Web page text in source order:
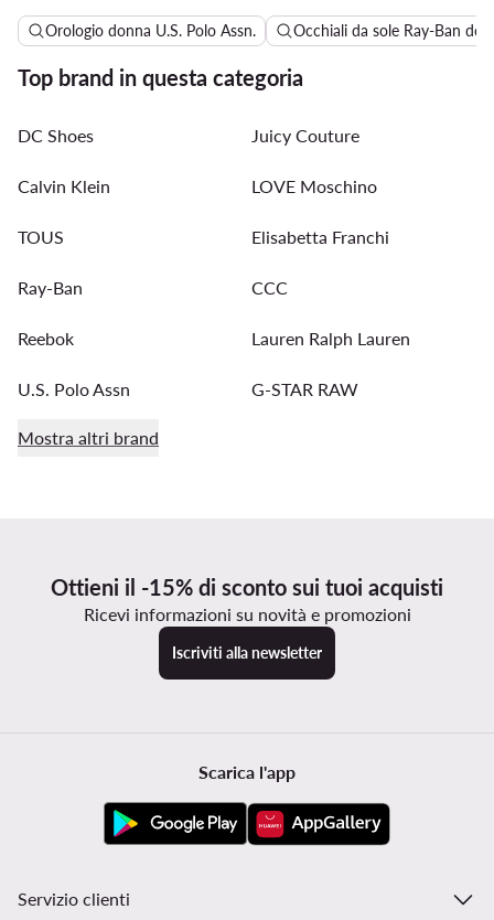
Orologio donna U.S. Polo Assn. Occhiali da sole Ray-Ban
Top brand in questa categoria
DC Shoes Juicy Couture
Calvin Klein LOVE Moschino
TOUS Elisabetta Franchi
Ray-Ban CCC
Reebok Lauren Ralph Lauren
U.S. Polo Assn G-STAR RAW
Mostra altri brand
Ottieni il -15% di sconto sui tuoi acquisti
Ricevi informazioni su novità e promozioni
Iscriviti alla newsletter
Scarica l'app
Servizio clienti